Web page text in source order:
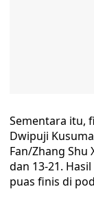
Sementara itu,
Dwipuji
Fan/Zhang Shu
dan 13-21.
puas finis di